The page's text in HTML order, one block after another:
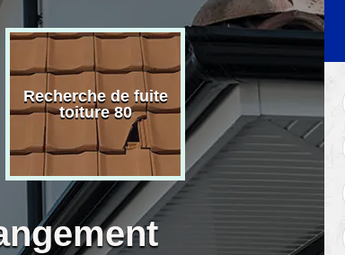
Recherche de fuite
toiture 80
Pose de velux 80